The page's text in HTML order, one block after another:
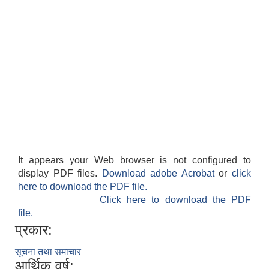
It appears your Web browser is not configured to
display PDF files.
Download adobe Acrobatorclick
here to download the PDF file.
Click here to download the PDF
file.
प्रकार:
सूचना तथा समाचार